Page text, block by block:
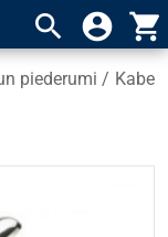
search account_circle shopping_cart
piederumi /